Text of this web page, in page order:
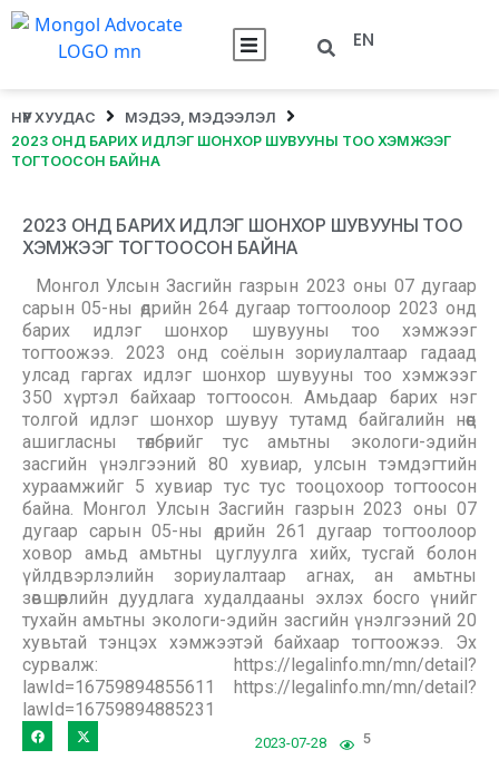
EN
НҮҮР ХУУДАС
МЭДЭЭ, МЭДЭЭЛЭЛ
2023 ОНД БАРИХ ИДЛЭГ ШОНХОР ШУВУУНЫ ТОО ХЭМЖЭЭГ
ТОГТООСОН БАЙНА
2023 ОНД БАРИХ ИДЛЭГ ШОНХОР ШУВУУНЫ ТОО
ХЭМЖЭЭГ ТОГТООСОН БАЙНА
Монгол Улсын Засгийн газрын 2023 оны 07 дугаар
сарын 05-ны өдрийн 264 дугаар тогтоолоор 2023 онд
барих идлэг шонхор шувууны тоо хэмжээг
тогтоожээ. 2023 онд соёлын зориулалтаар гадаад
улсад гаргах идлэг шонхор шувууны тоо хэмжээг
350 хүртэл байхаар тогтоосон. Амьдаар барих нэг
толгой идлэг шонхор шувуу тутамд байгалийн нөөц
ашигласны төлбөрийг тус амьтны экологи-эдийн
засгийн үнэлгээний 80 хувиар, улсын тэмдэгтийн
хураамжийг 5 хувиар тус тус тооцохоор тогтоосон
байна. Монгол Улсын Засгийн газрын 2023 оны 07
дугаар сарын 05-ны өдрийн 261 дугаар тогтоолоор
ховор амьд амьтны цуглуулга хийх, тусгай болон
үйлдвэрлэлийн зориулалтаар агнах, ан амьтны
зөвшөөрлийн дуудлага худалдааны эхлэх босго үнийг
тухайн амьтны экологи-эдийн засгийн үнэлгээний 20
хувьтай тэнцэх хэмжээтэй байхаар тогтоожээ. Эх
сурвалж: https://legalinfo.mn/mn/detail?
lawId=16759894855611 https://legalinfo.mn/mn/detail?
lawId=16759894885231
2023-07-28 5